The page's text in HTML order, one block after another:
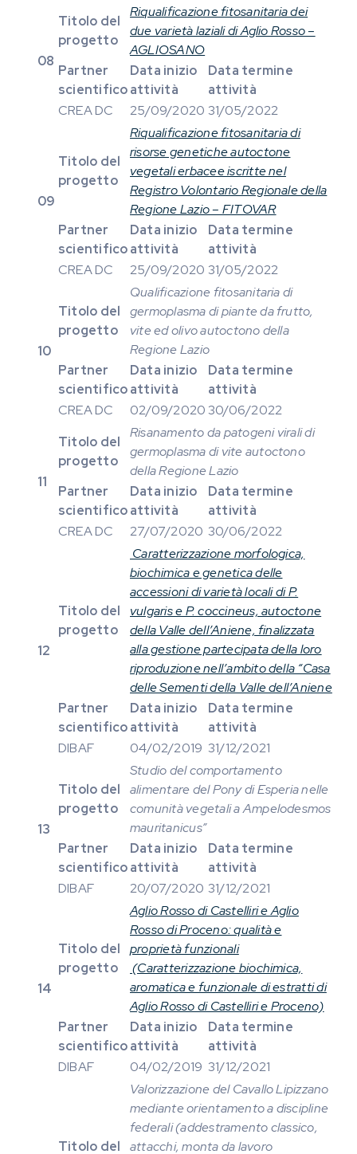
08
Titolo del
progetto
Riqualificazione fitosanitaria dei
due varietà laziali di Aglio Rosso –
AGLIOSANO
Partner
scientifico
Data inizio
attività
Data termine
attività
CREA DC
25/09/2020 31/05/2022
09
Titolo del
progetto
Riqualificazione fitosanitaria di
risorse genetiche autoctone
vegetali erbacee iscritte nel
Registro Volontario Regionale della
Regione Lazio – FITOVAR
Partner
scientifico
Data inizio
attività
Data termine
attività
CREA DC
25/09/2020 31/05/2022
10
Titolo del
progetto
Qualificazione fitosanitaria di
germoplasma di piante da frutto,
vite ed olivo autoctono della
Regione Lazio
Partner
scientifico
Data inizio
attività
Data termine
attività
CREA DC
02/09/202030/06/2022
11
Titolo del
progetto
Risanamento da patogeni virali di
germoplasma di vite autoctono
della Regione Lazio
Partner
scientifico
Data inizio
attività
Data termine
attività
CREA DC
27/07/2020 30/06/2022
12
Titolo del
progetto
Caratterizzazione morfologica,
biochimica e genetica delle
accessioni di varietà locali di P.
vulgaris e P. coccineus, autoctone
della Valle dell’Aniene, finalizzata
alla gestione partecipata della loro
riproduzione nell’ambito della “Casa
delle Sementi della Valle dell’Aniene
Partner
scientifico
Data inizio
attività
Data termine
attività
DIBAF
04/02/2019 31/12/2021
13
Titolo del
progetto
Studio del comportamento
alimentare del Pony di Esperia nelle
comunità vegetali a Ampelodesmos
mauritanicus”
Partner
scientifico
Data inizio
attività
Data termine
attività
DIBAF
20/07/2020 31/12/2021
14
Titolo del
progetto
Aglio Rosso di Castelliri e Aglio
Rosso di Proceno: qualità e
proprietà funzionali
(Caratterizzazione biochimica,
aromatica e funzionale di estratti di
Aglio Rosso di Castelliri e Proceno)
Partner
scientifico
Data inizio
attività
Data termine
attività
DIBAF
04/02/2019 31/12/2021
Titolo del
Valorizzazione del Cavallo Lipizzano
mediante orientamento a discipline
federali (addestramento classico,
attacchi, monta da lavoro